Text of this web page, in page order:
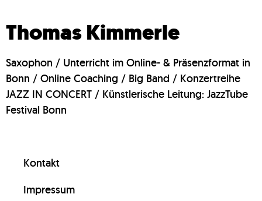
Thomas Kimmerle
Saxophon / Unterricht im Online- & Präsenzformat in
Bonn / Online Coaching / Big Band / Konzertreihe
JAZZ IN CONCERT / Künstlerische Leitung: JazzTube
Festival Bonn
Kontakt
Impressum